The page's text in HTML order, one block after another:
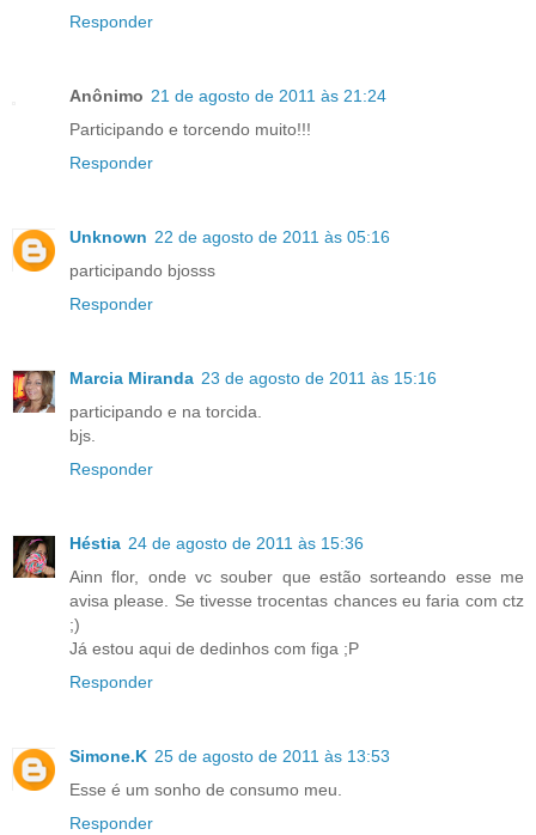
Responder
Anônimo 21 de agosto de 2011 às 21:24
Participando e torcendo muito!!!
Responder
Unknown 22 de agosto de 2011 às 05:16
participando bjosss
Responder
Marcia Miranda 23 de agosto de 2011 às 15:16
participando e na torcida.
bjs.
Responder
Héstia 24 de agosto de 2011 às 15:36
Ainn flor, onde vc souber que estão sorteando esse me
avisa please. Se tivesse trocentas chances eu faria com ctz
;)
Já estou aqui de dedinhos com figa ;P
Responder
Simone.K 25 de agosto de 2011 às 13:53
Esse é um sonho de consumo meu.
Responder